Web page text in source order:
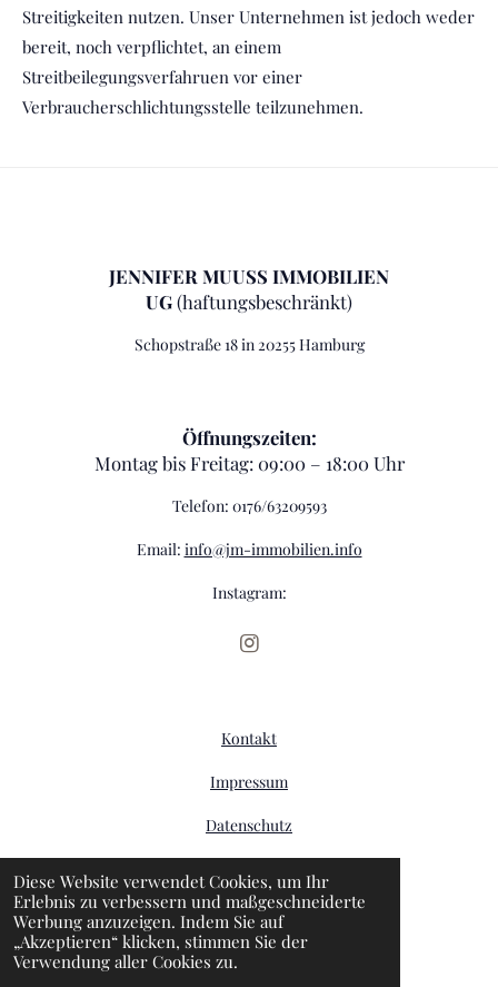
Diese Website verwendet Cookies, um Ihr
Erlebnis zu verbessern und maßgeschneiderte
Werbung anzuzeigen. Indem Sie auf
„Akzeptieren“ klicken, stimmen Sie der
Verwendung aller Cookies zu.
Streitigkeiten nutzen. Unser Unternehmen ist jedoch weder
bereit, noch verpflichtet, an einem
Streitbeilegungsverfahruen vor einer
Verbraucherschlichtungsstelle teilzunehmen.
JENNIFER MUUSS IMMOBILIEN
UG(haftungsbeschränkt)
Schopstraße 18 in 20255 Hamburg
Öffnungszeiten:
Montag bis Freitag: 09:00 – 18:00 Uhr
Telefon: 0176/63209593
Email: info@jm-immobilien.info
Instagram:
I
a
g
a
Kontakt
Impressum
Datenschutz
designed by DS Create Advertising